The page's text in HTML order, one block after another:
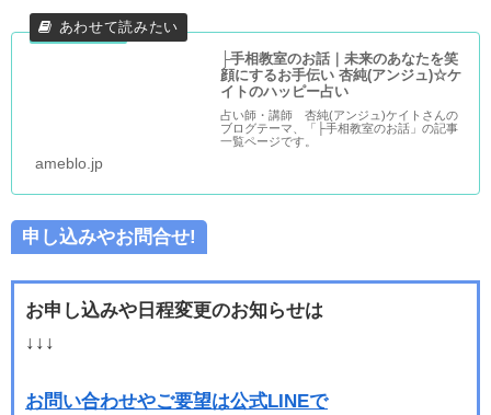
├手相教室のお話｜未来のあなたを笑
顔にするお手伝い 杏純(アンジュ)☆ケ
イトのハッピー占い
占い師・講師 杏純(アンジュ)ケイトさんの
ブログテーマ、「├手相教室のお話」の記事
一覧ページです。
ameblo.jp
申し込みやお問合せ!
お申し込みや日程変更のお知らせは
↓↓↓
お問い合わせやご要望は公式LINEで